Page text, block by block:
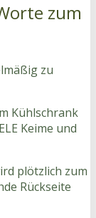
zum
zu
Kühlschrank
Keime und
plötzlich zum
Rückseite